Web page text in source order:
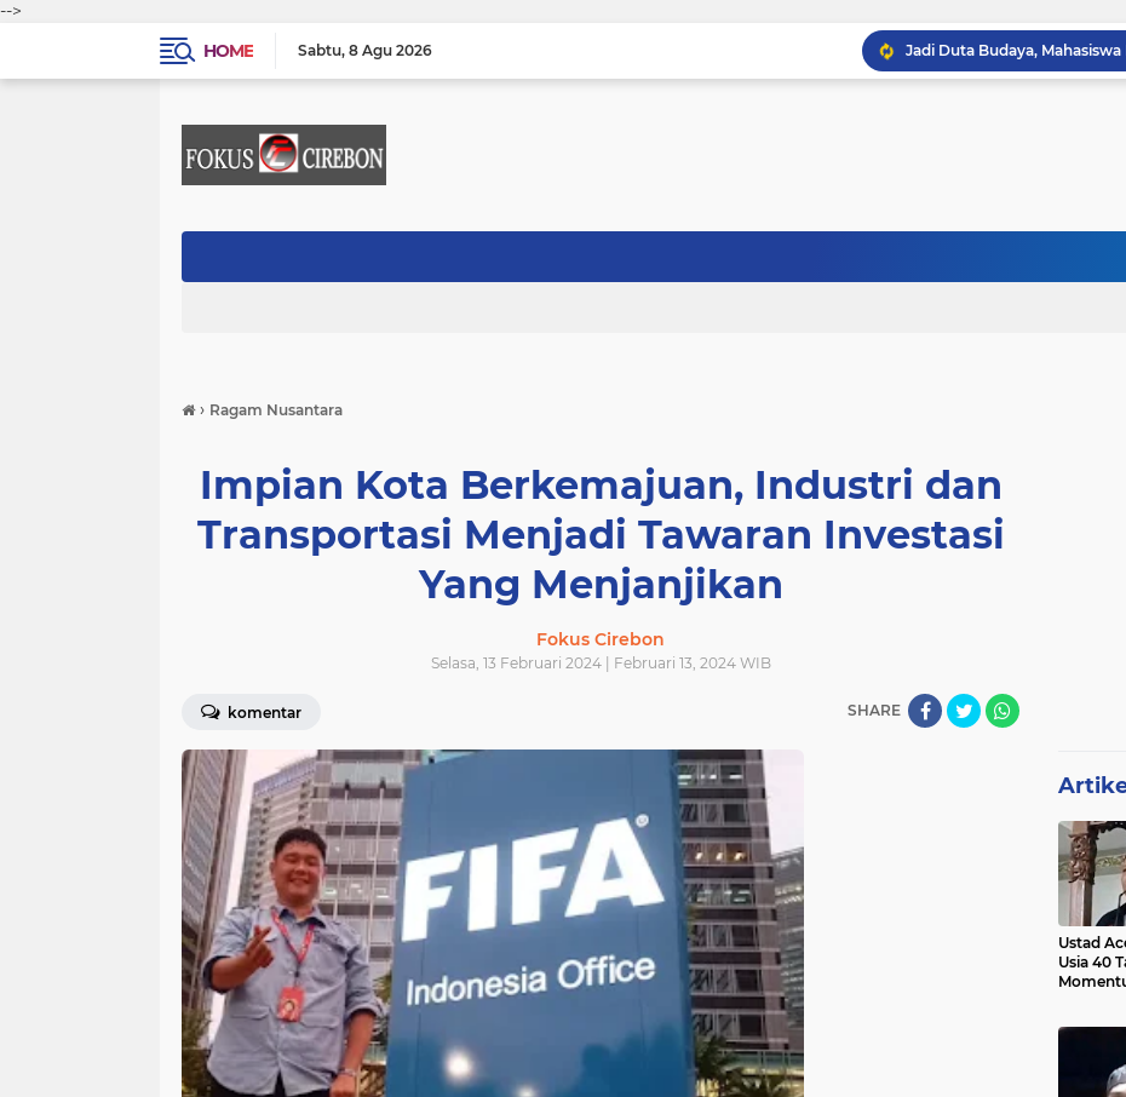
-->
HOME
Sabtu 8 Agu 2026
› Ragam Nusantara
Impian Kota Berkemajuan, Industri dan
Transportasi Menjadi Tawaran Investasi
Yang Menjanjikan
Fokus Cirebon
Selasa, 13 Februari 2024 | Februari 13, 2024 WIB
komentar SHARE
Ustad
Usia 40